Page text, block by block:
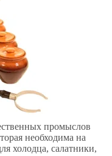
промыслов
необходима на
холодца, салатники,